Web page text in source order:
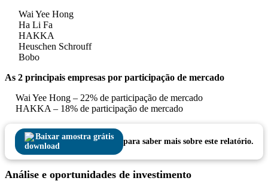
Wai Yee Hong
Ha Li Fa
HAKKA
Heuschen Schrouff
Bobo
As 2 principais empresas por participação de mercado
Wai Yee Hong – 22% de participação de mercado
HAKKA – 18% de participação de mercado
Baixar amostra grátis
para saber mais sobre este relatório.
Análise e oportunidades de investimento